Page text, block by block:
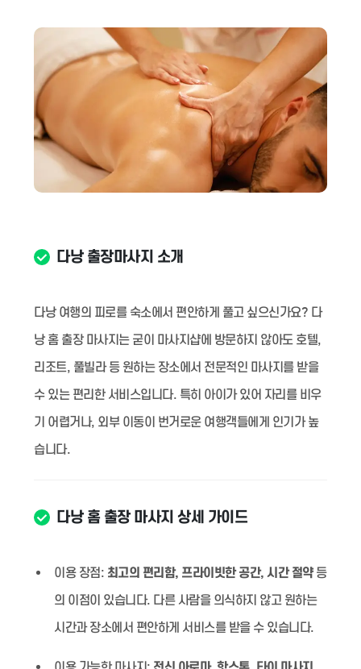
다낭 출장마사지 소개
다낭 여행의 피로를 숙소에서 편안하게 풀고 싶으신가요? 다
낭 홈 출장 마사지는 굳이 마사지샵에 방문하지 않아도 호텔,
리조트, 풀빌라 등 원하는 장소에서 전문적인 마사지를 받을
수 있는 편리한 서비스입니다. 특히 아이가 있어 자리를 비우
기 어렵거나, 외부 이동이 번거로운 여행객들에게 인기가 높
습니다.
다낭 홈 출장 마사지 상세 가이드
이용 장점: 최고의 편리함, 프라이빗한 공간, 시간 절약등
의 이점이 있습니다. 다른 사람을 의식하지 않고 원하는
시간과 장소에서 편안하게 서비스를 받을 수 있습니다.